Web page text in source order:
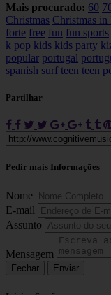
Mais procurado: 60
Christmas Christmas
forte free fun fun sports
k pop kids kids party
popular portugal
spanish surf teen teen
Partilhar
Pedir mais Informações
Nome
E-mail
Assunto
Mensagem
Fechar Enviar